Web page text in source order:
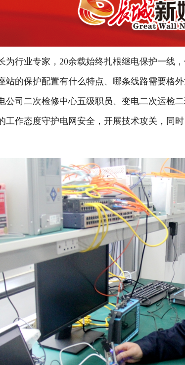
行业专家，20余载始终扎根继电保护一线，
站的保护配置有什么特点、哪条线路需要格
公司二次检修中心五级职员、变电二次运检
工作态度守护电网安全，开展技术攻关，同